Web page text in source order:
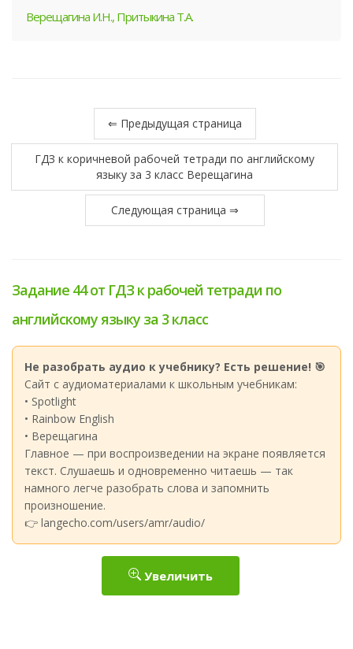
Верещагина И.Н., Притыкина Т.А.
⇐ Предыдущая страница
ГДЗ к коричневой рабочей тетради по английскому
языку за 3 класс Верещагина
Следующая страница ⇒
Задание 44 от ГДЗ к рабочей тетради по
английскому языку за 3 класс
Не разобрать аудио к учебнику? Есть решение! 🎯
Сайт с аудиоматериалами к школьным учебникам:
• Spotlight
• Rainbow English
• Верещагина
Главное — при воспроизведении на экране появляется
текст. Слушаешь и одновременно читаешь — так
намного легче разобрать слова и запомнить
произношение.
👉 langecho.com/users/amr/audio/
Увеличить